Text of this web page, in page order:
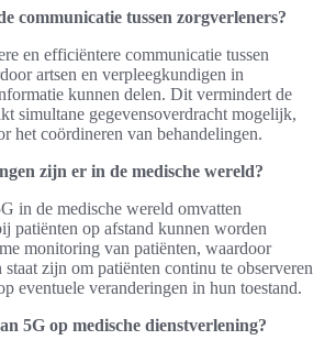
communicatie tussen zorgverleners?
en efficiëntere communicatie tussen
artsen en verpleegkundigen in
kunnen delen. Dit vermindert de
simultane gegevensoverdracht mogelijk,
het coördineren van behandelingen.
zijn er in de medische wereld?
in de medische wereld omvatten
patiënten op afstand kunnen worden
monitoring van patiënten, waardoor
zijn om patiënten continu te observeren
eventuele veranderingen in hun toestand.
5G op medische dienstverlening?